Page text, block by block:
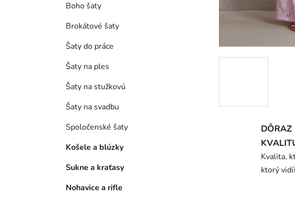
Boho šaty
Brokátové šaty
Šaty do práce
Šaty na ples
Šaty na stužkovú
Šaty na svadbu
Spoločenské šaty
Košele a blúzky
Sukne a kraťasy
Nohavice a rifle
DÔRAZ
Kvalita,
ktorý